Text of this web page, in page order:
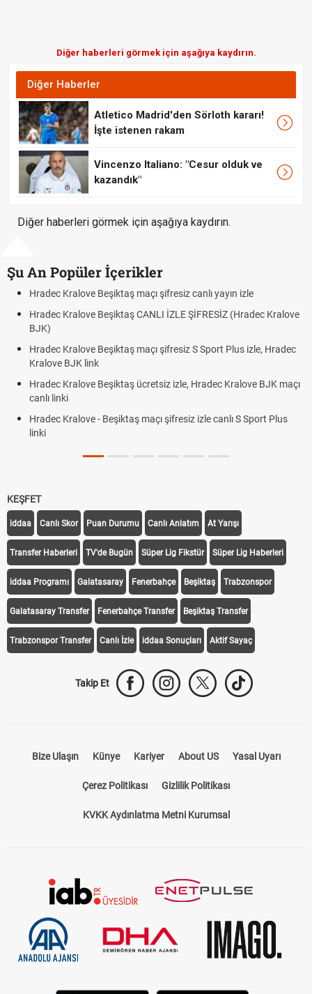
Diğer haberleri görmek için aşağıya kaydırın.
Diğer Haberler
Atletico Madrid'den Sörloth kararı!
İşte istenen rakam
Vincenzo Italiano: "Cesur olduk ve
kazandık"
Diğer haberleri görmek için aşağıya kaydırın.
Şu An Popüler İçerikler
Kralove Beşiktaş maçı şifresiz canlı yayın izle
Kralove Beşiktaş CANLI İZLE ŞİFRESİZ (Hradec Kralove
Kralove Beşiktaş maçı şifresiz S Sport Plus izle, Hradec
BJK link
Kralove Beşiktaş ücretsiz izle, Hradec Kralove BJK maçı
Kralove - Beşiktaş maçı şifresiz izle canlı S Sport Plus
Trivela
KEŞFET
iddaa Canlı Skor Puan Durumu Canlı Anlatım At Yarışı
Transfer Haberleri TV'de Bugün Süper Lig Fikstür Süper Lig Haberleri
iddaa Programı Galatasaray Fenerbahçe Beşiktaş Trabzonspor
Galatasaray Transfer Fenerbahçe Transfer Beşiktaş Transfer
Trabzonspor Transfer Canlı İzle iddaa Sonuçları Aktif Sayaç
Takip Et
Bize Ulaşın Künye Kariyer About US Yasal Uyarı
Çerez Politikası Gizlilik Politikası
KVKK Aydınlatma Metni Kurumsal